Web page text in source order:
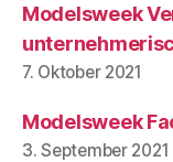
Modelsweek
7. Oktober 2021
Modelsweek
3. September 2021